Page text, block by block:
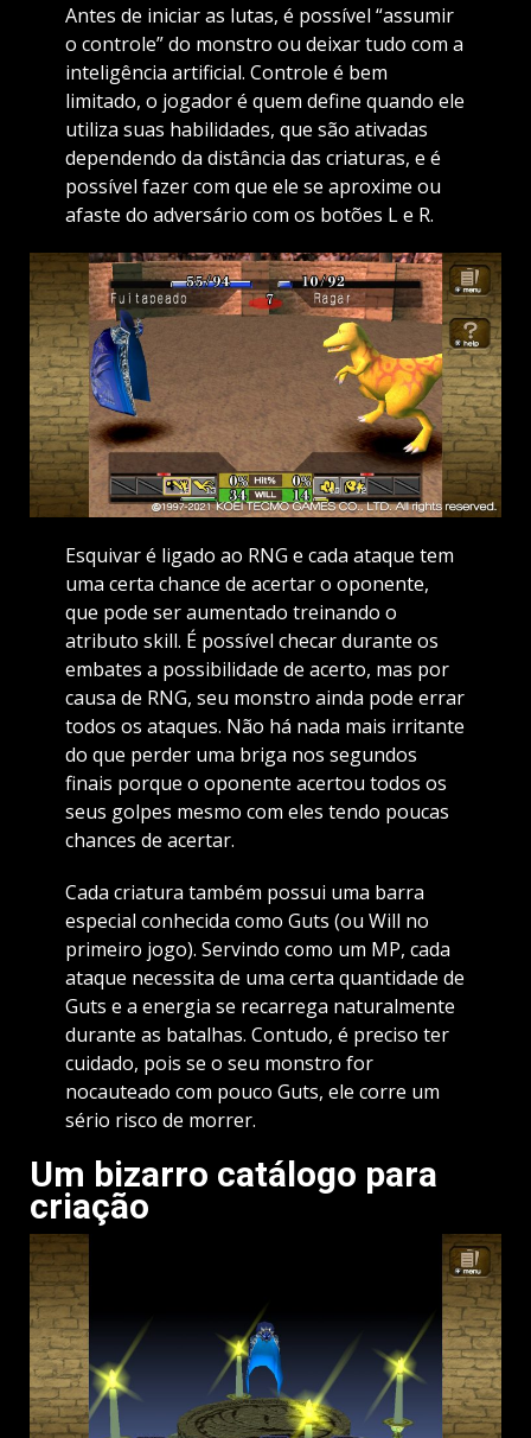
Antes de iniciar as lutas, é possível “assumir
o controle” do monstro ou deixar tudo com a
inteligência artificial. Controle é bem
limitado, o jogador é quem define quando ele
utiliza suas habilidades, que são ativadas
dependendo da distância das criaturas, e é
possível fazer com que ele se aproxime ou
afaste do adversário com os botões L e R.
Esquivar é ligado ao RNG e cada ataque tem
uma certa chance de acertar o oponente,
que pode ser aumentado treinando o
atributo skill. É possível checar durante os
embates a possibilidade de acerto, mas por
causa de RNG, seu monstro ainda pode errar
todos os ataques. Não há nada mais irritante
do que perder uma briga nos segundos
finais porque o oponente acertou todos os
seus golpes mesmo com eles tendo poucas
chances de acertar.
Cada criatura também possui uma barra
especial conhecida como Guts (ou Will no
primeiro jogo). Servindo como um MP, cada
ataque necessita de uma certa quantidade de
Guts e a energia se recarrega naturalmente
durante as batalhas. Contudo, é preciso ter
cuidado, pois se o seu monstro for
nocauteado com pouco Guts, ele corre um
sério risco de morrer.
Um bizarro catálogo para
criação